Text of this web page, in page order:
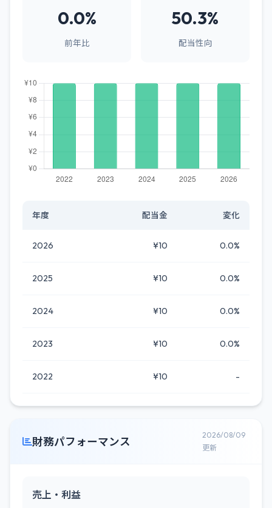
0.0%
前年比
50.3%
配当性向
年度 配当金 変化
2026 ¥10 0.0%
2025 ¥10 0.0%
2024 ¥10 0.0%
2023 ¥10 0.0%
2022 ¥10 -
財務パフォーマンス
2026/08/09
更新
売上・利益